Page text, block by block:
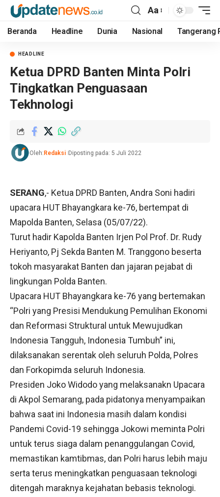
Aa
Beranda Headline Dunia Nasional Tangerang
HEADLINE
Ketua DPRD Banten Minta Polri
Tingkatkan Penguasaan
Tekhnologi
Oleh: Redaksi Diposting pada: 5 Juli 2022
SERANG,- Ketua DPRD Banten, Andra Soni hadiri
upacara HUT Bhayangkara ke-76, bertempat di
Mapolda Banten, Selasa (05/07/22).
Turut hadir Kapolda Banten Irjen Pol Prof. Dr. Rudy
Heriyanto, Pj Sekda Banten M. Tranggono beserta
tokoh masyarakat Banten dan jajaran pejabat di
lingkungan Polda Banten.
Upacara HUT Bhayangkara ke-76 yang bertemakan
“Polri yang Presisi Mendukung Pemulihan Ekonomi
dan Reformasi Struktural untuk Mewujudkan
Indonesia Tangguh, Indonesia Tumbuh” ini,
dilaksanakan serentak oleh seluruh Polda, Polres
dan Forkopimda seluruh Indonesia.
Presiden Joko Widodo yang melaksanakn Upacara
di Akpol Semarang, pada pidatonya menyampaikan
bahwa saat ini Indonesia masih dalam kondisi
Pandemi Covid-19 sehingga Jokowi meminta Polri
untuk terus siaga dalam penanggulangan Covid,
memastikan kamtibmas, dan Polri harus lebih maju
serta terus meningkatkan penguasaan teknologi
ditengah maraknya kejahatan bebasis teknologi.